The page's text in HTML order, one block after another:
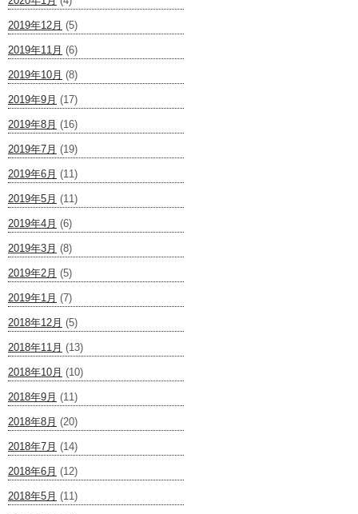
2019年12月 (5)
2019年11月 (6)
2019年10月 (8)
2019年9月 (17)
2019年8月 (16)
2019年7月 (19)
2019年6月 (11)
2019年5月 (11)
2019年4月 (6)
2019年3月 (8)
2019年2月 (5)
2019年1月 (7)
2018年12月 (5)
2018年11月 (13)
2018年10月 (10)
2018年9月 (11)
2018年8月 (20)
2018年7月 (14)
2018年6月 (12)
2018年5月 (11)